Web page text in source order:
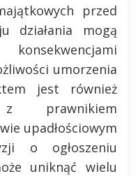
przed
działania mogą
umorzenia
jest również
prawnikiem
upadłościowym
o ogłoszeniu
uniknąć wielu